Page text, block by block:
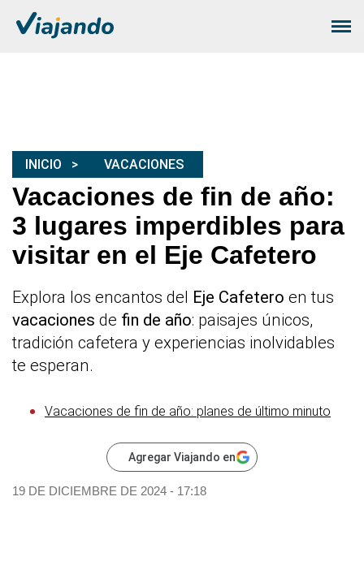
INICIO VACACIONES
Vacaciones de fin de año:
3 lugares imperdibles para
visitar en el Eje Cafetero
Explora los encantos del Eje Cafetero en tus
vacaciones de fin de año: paisajes únicos,
tradición cafetera y experiencias inolvidables
te esperan.
Vacaciones de fin de año: planes de último minuto
Agregar Viajando en
19 DE DICIEMBRE DE 2024 - 17:18